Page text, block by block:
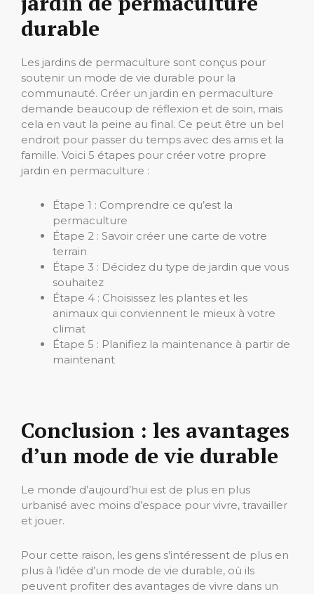
durable
Les jardins de permaculture sont conçus pour
soutenir un mode de vie durable pour la
communauté. Créer un jardin en permaculture
demande beaucoup de réflexion et de soin, mais
cela en vaut la peine au final. Ce peut être un bel
endroit pour passer du temps avec des amis et la
famille. Voici 5 étapes pour créer votre propre
jardin en permaculture :
Étape 1 : Comprendre ce qu’est la
permaculture
Étape 2 : Savoir créer une carte de votre
terrain
Étape 3 : Décidez du type de jardin que vous
souhaitez
Étape 4 : Choisissez les plantes et les
animaux qui conviennent le mieux à votre
climat
Étape 5 : Planifiez la maintenance à partir de
maintenant
Conclusion : les avantages
d’un mode de vie durable
Le monde d’aujourd’hui est de plus en plus
urbanisé avec moins d’espace pour vivre, travailler
et jouer.
Pour cette raison, les gens s’intéressent de plus en
plus à l’idée d’un mode de vie durable, où ils
peuvent profiter des avantages de vivre dans un